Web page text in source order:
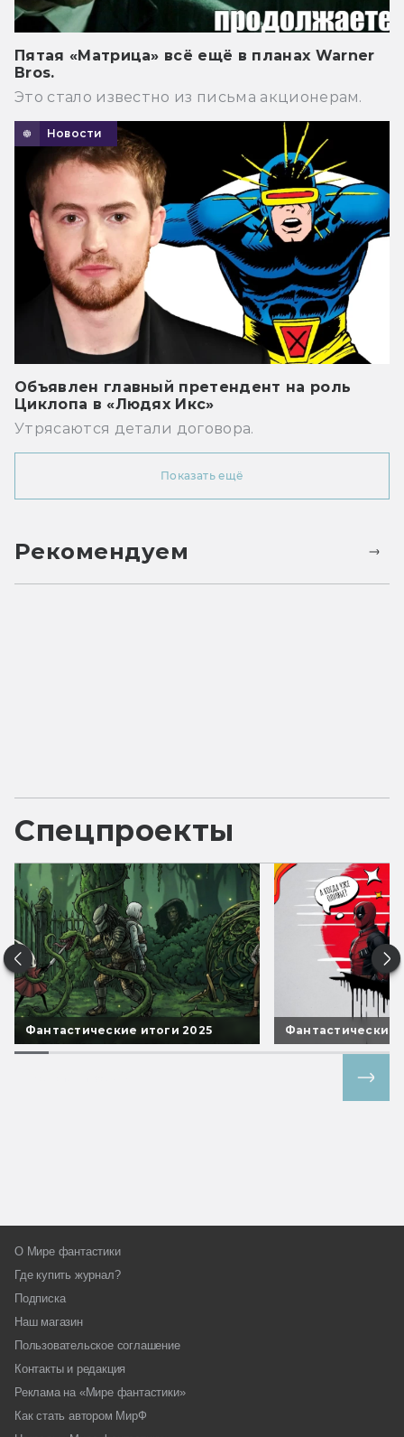
Пятая «Матрица» всё ещё в планах Warner
Bros.
Это стало известно из письма акционерам.
Новости
Объявлен главный претендент на роль
Циклопа в «Людях Икс»
Утрясаются детали договора.
Показать ещё
Рекомендуем
Спецпроекты
Фантастические итоги 2025 Фантастические
О Мире фантастики
Где купить журнал?
Подписка
Наш магазин
Пользовательское соглашение
Контакты и редакция
Реклама на «Мире фантастики»
Как стать автором МирФ